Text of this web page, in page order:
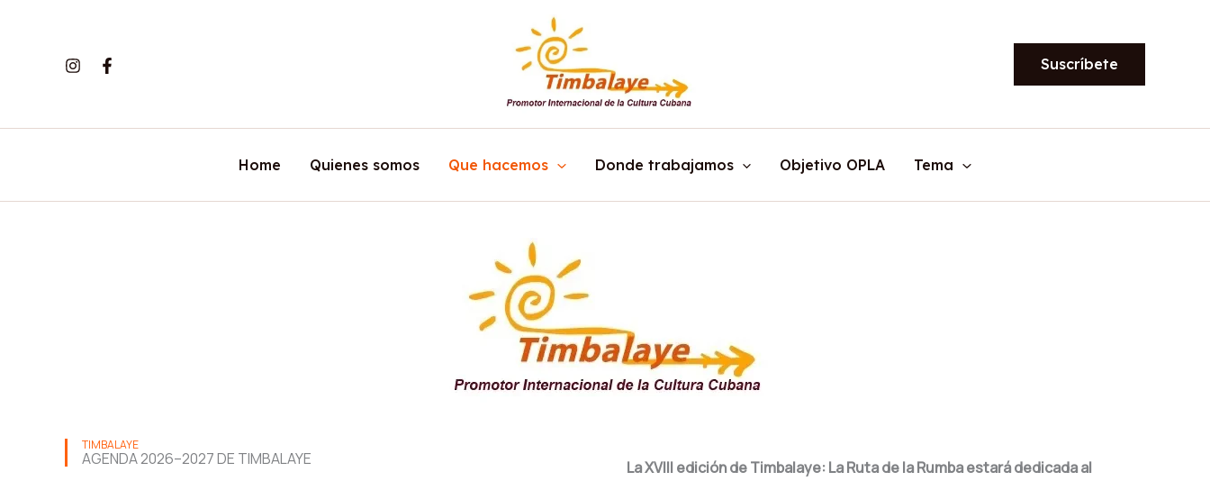
Suscríbete
Home Quienes somos Que hacemos Donde trabajamos Objetivo OPLA Tema
TIMBALAYE
AGENDA 2026–2027 DE TIMBALAYE
La XVIII edición de Timbalaye: La Ruta de la Rumba estará dedicada al